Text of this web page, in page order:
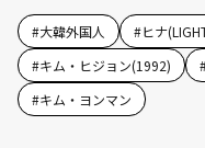
#大韓外国人 #ヒナ
#キム・ヒジョン(1992)
#キム・ヨンマン